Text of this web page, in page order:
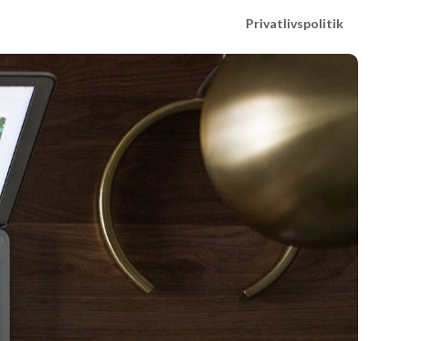
Privatlivspolitik